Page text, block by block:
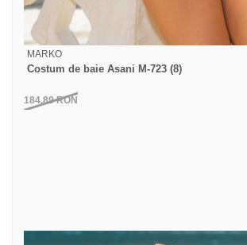
MARKO
Costum de baie Asani M-723 (8)
184,89RON